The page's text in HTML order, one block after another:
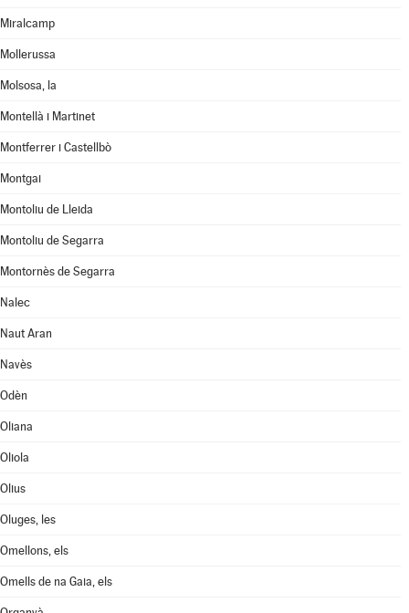
Miralcamp
Mollerussa
Molsosa, la
Montellà i Martinet
Montferrer i Castellbò
Montgai
Montoliu de Lleida
Montoliu de Segarra
Montornès de Segarra
Nalec
Naut Aran
Navès
Odèn
Oliana
Oliola
Olius
Oluges, les
Omellons, els
Omells de na Gaia, els